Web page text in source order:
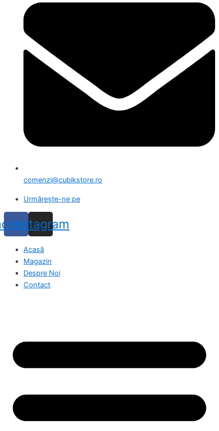
comenzi@cubikstore.ro
Urmărește-ne pe
Instagram
Acasă
Magazin
Despre Noi
Contact